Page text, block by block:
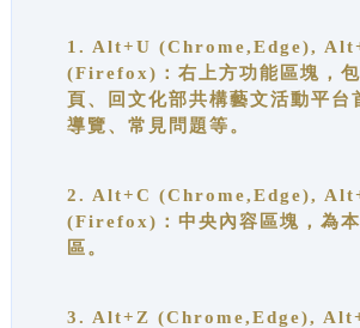
1. Alt+U (Chrome,Edge),
(Firefox)：右上方功能區塊，
頁、回文化部共構藝文活動平台
導覽、常見問題等。
2. Alt+C (Chrome,Edge),
(Firefox)：中央內容區塊，為
區。
3. Alt+Z (Chrome,Edge),